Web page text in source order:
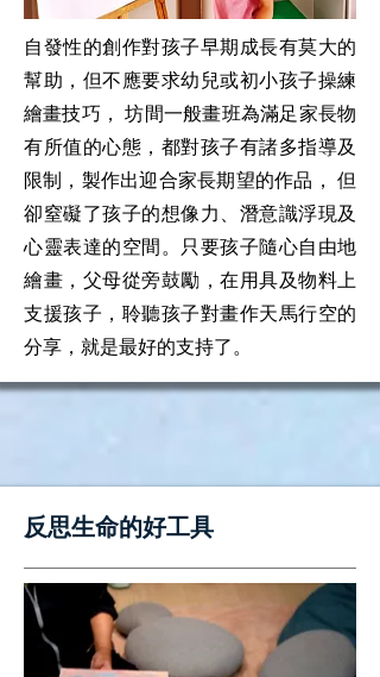
自發性的創作對孩子早期成長有莫大的
幫助，但不應要求幼兒或初小孩子操練
繪畫技巧， 坊間一般畫班為滿足家長物
有所值的心態，都對孩子有諸多指導及
限制，製作出迎合家長期望的作品， 但
卻窒礙了孩子的想像力、潛意識浮現及
心靈表達的空間。只要孩子隨心自由地
繪畫，父母從旁鼓勵，在用具及物料上
支援孩子，聆聽孩子對畫作天馬行空的
分享，就是最好的支持了。
​反思生命的好工具